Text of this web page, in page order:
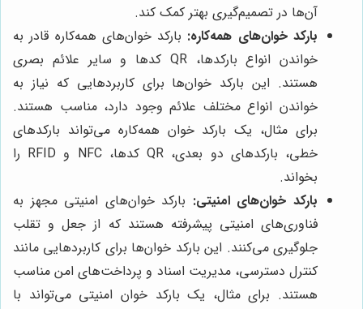
آن‌ها در تصمیم‌گیری بهتر کمک کند.
بارکد خوان‌های همه‌کاره: بارکد خوان‌های همه‌کاره قادر به
خواندن انواع بارکدها، QR کدها و سایر علائم بصری
هستند. این بارکد خوان‌ها برای کاربردهایی که نیاز به
خواندن انواع مختلف علائم وجود دارد، مناسب هستند.
برای مثال، یک بارکد خوان همه‌کاره می‌تواند بارکدهای
خطی، بارکدهای دو بعدی، QR کدها، NFC و RFID را
بخواند.
بارکد خوان‌های امنیتی: بارکد خوان‌های امنیتی مجهز به
فناوری‌های امنیتی پیشرفته هستند که از جعل و تقلب
جلوگیری می‌کنند. این بارکد خوان‌ها برای کاربردهایی مانند
کنترل دسترسی، مدیریت اسناد و پرداخت‌های امن مناسب
هستند. برای مثال، یک بارکد خوان امنیتی می‌تواند با